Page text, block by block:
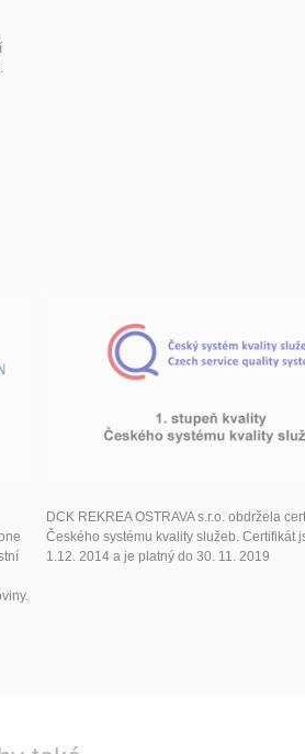
DCK REKREA OSTRAVA s.r.o. obdržela
Českého systému kvality služeb. Certifikát
1.12. 2014 a je platný do 30. 11. 2019